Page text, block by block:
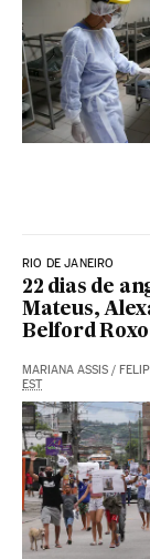
RIO DE JANEIRO
22 dias de
Mateus,
Belford Roxo
MARIANA ASSIS /
EST